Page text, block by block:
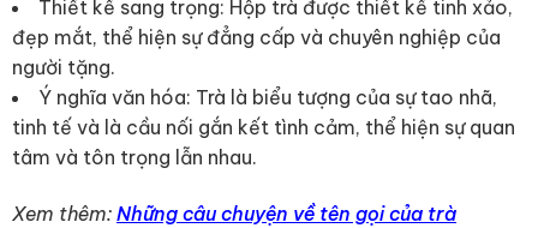
Thiết kế sang trọng: Hộp trà được thiết kế tinh xảo,
đẹp mắt, thể hiện sự đẳng cấp và chuyên nghiệp của
người tặng.
Ý nghĩa văn hóa: Trà là biểu tượng của sự tao nhã,
tinh tế và là cầu nối gắn kết tình cảm, thể hiện sự quan
tâm và tôn trọng lẫn nhau.
Xem thêm: Những câu chuyện về tên gọi của trà